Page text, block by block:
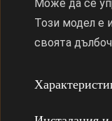
Може да се
Този модел е
своята